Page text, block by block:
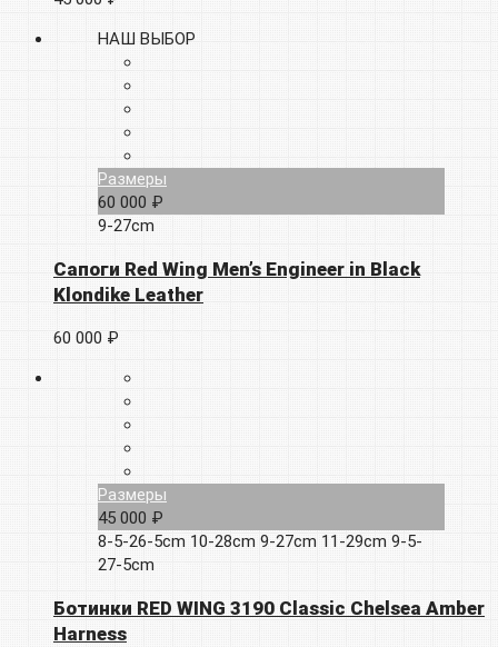
НАШ ВЫБОР
Размеры
60 000 ₽
9-27cm
Сапоги Red Wing Men’s Engineer in Black
Klondike Leather
60 000 ₽
Размеры
45 000 ₽
8-5-26-5cm 10-28cm 9-27cm 11-29cm 9-5-
27-5cm
Ботинки RED WING 3190 Classic Chelsea Amber
Harness